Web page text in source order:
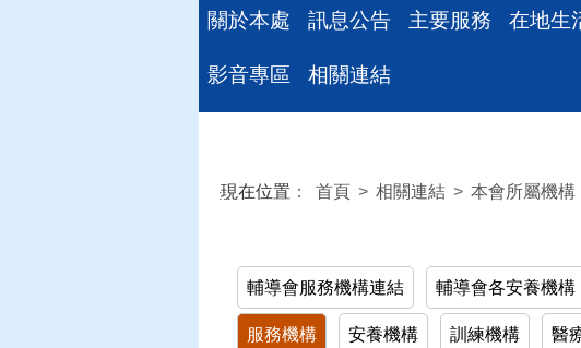
關於本處 訊息公告 主要服務 在地生
影音專區 相關連結
:::
現在位置 ： 首頁 > 相關連結 > 本會所屬機構
輔導會服務機構連結 輔導會各安養機構
服務機構 安養機構 訓練機構 醫